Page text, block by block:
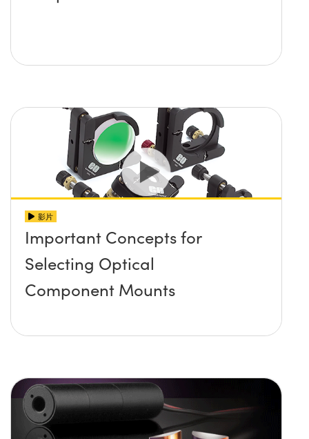
影片
Important Concepts for
Selecting Optical
Component Mounts